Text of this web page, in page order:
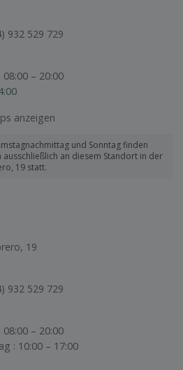
932 529 729
08:00 – 20:00
anzeigen
und Sonntag finden
an diesem Standort in der
19 statt.
19
932 529 729
08:00 – 20:00
: 10:00 – 17:00